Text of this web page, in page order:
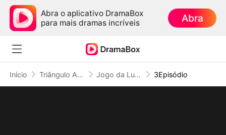
Abra o aplicativo DramaBox
para mais dramas incríveis
Abra
Início Triângulo Amoroso Jogo da Luxúria: Me Seduza Se Puder 3Episódio